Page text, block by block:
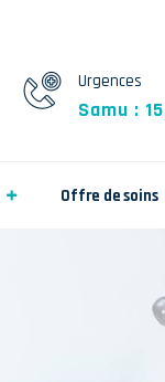
Urgences
Samu :
Offre de soins